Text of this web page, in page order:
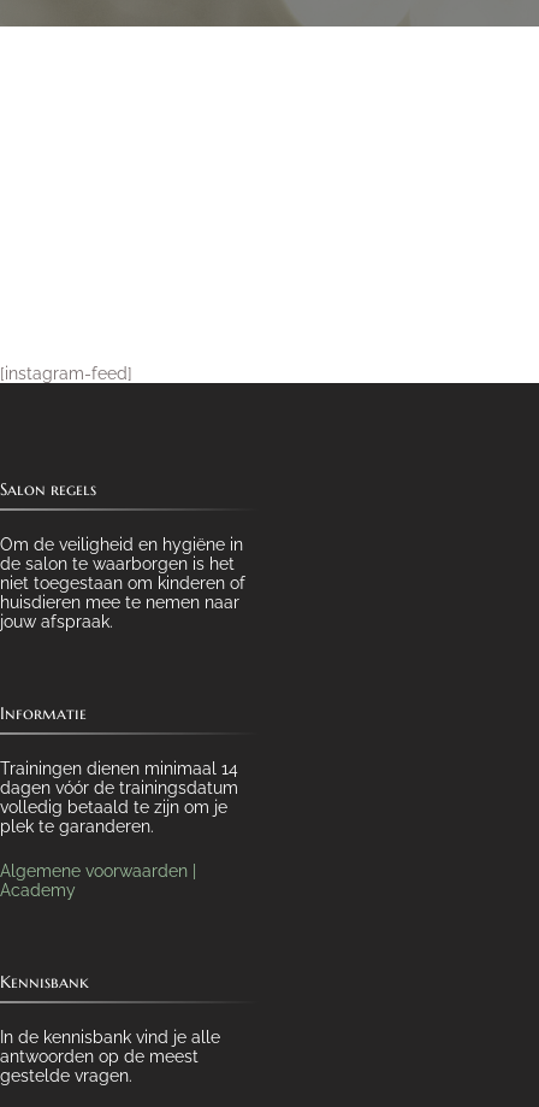
[instagram-feed]
Salon regels
Om de veiligheid en hygiëne in
de salon te waarborgen is het
niet toegestaan om kinderen of
huisdieren mee te nemen naar
jouw afspraak.
Informatie
Trainingen dienen minimaal 14
dagen vóór de trainingsdatum
volledig betaald te zijn om je
plek te garanderen.
Algemene voorwaarden |
Academy
Kennisbank
In de kennisbank vind je alle
antwoorden op de meest
gestelde vragen.